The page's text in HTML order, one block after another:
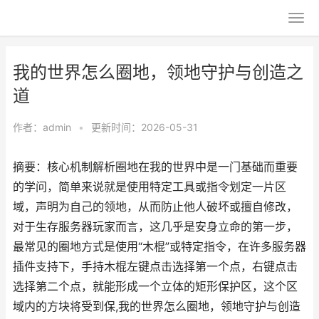
我的世界怎么圈地，领地守护与创造之
道
作者： admin • 更新时间：2026-05-31
摘要：核心机制解析圈地在我的世界中是一门基础而重要
的学问，简单来说就是使用特定工具或指令划定一片区
域，声明为自己的领地，从而防止他人破坏或擅自修改，
对于生存服务器玩家而言，这几乎是安身立命的第一步，
最常见的圈地方式是使用“木棍”或特定指令，在许多服务器
插件支持下，手持木棍左键点击选择第一个点，右键点击
选择第二个点，就能形成一个立体的矩形保护区，这个区
域内的方块将受到保,我的世界怎么圈地，领地守护与创造